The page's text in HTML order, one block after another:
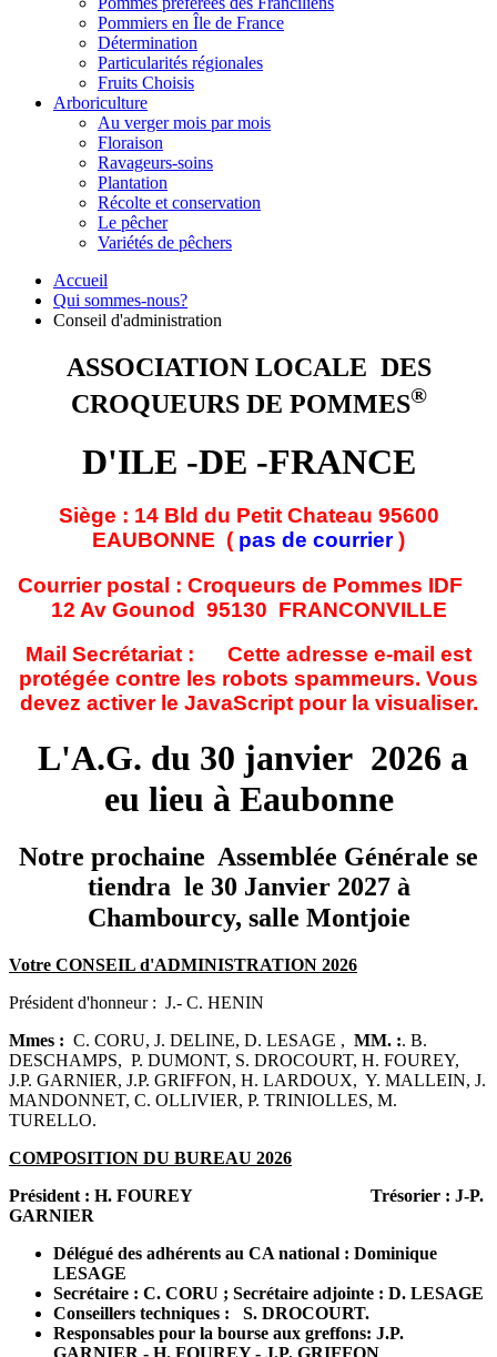
Pommiers en Île de France
Détermination
Particularités régionales
Fruits Choisis
Arboriculture
Au verger mois par mois
Floraison
Ravageurs-soins
Plantation
Récolte et conservation
Le pêcher
Variétés de pêchers
Accueil
Qui sommes-nous?
Conseil d'administration
ASSOCIATION LOCALE DES
CROQUEURS DE POMMES®
D'ILE -DE -FRANCE
Siège : 14 Bld du Petit Chateau 95600
EAUBONNE ( pas de courrier)
Courrier postal : Croqueurs de Pommes IDF
12 Av Gounod 95130 FRANCONVILLE
Mail Secrétariat : Cette adresse e-mail est
protégée contre les robots spammeurs. Vous
devez activer le JavaScript pour la visualiser.
L'A.G. du 30 janvier 2026 a
eu lieu à Eaubonne
Notre prochaine Assemblée Générale se
tiendra le 30 Janvier 2027 à
Chambourcy, salle Montjoie
Votre CONSEIL d'ADMINISTRATION 2026
Président d'honneur : J.- C. HENIN
Mmes : C. CORU, J. DELINE, D. LESAGE , MM. :. B.
DESCHAMPS, P. DUMONT, S. DROCOURT, H. FOUREY,
J.P. GARNIER, J.P. GRIFFON, H. LARDOUX, Y. MALLEIN, J.
MANDONNET, C. OLLIVIER, P. TRINIOLLES, M.
TURELLO.
COMPOSITION DU BUREAU 2026
Président : H. FOUREY Trésorier : J-P.
GARNIER
Délégué des adhérents au CA national : Dominique
LESAGE
Secrétaire : C. CORU ; Secrétaire adjointe : D. LESAGE
Conseillers techniques : S. DROCOURT.
Responsables pour la bourse aux greffons: J.P.